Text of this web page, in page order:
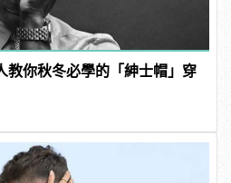
教你秋冬必學的「紳士帽」穿